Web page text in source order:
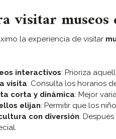
visitar
la experiencia de visitar
interactivos: Prioriza
visita: Consulta los horarios
corta y dinámica: Mejor
elijan: Permitir que los
con diversión: